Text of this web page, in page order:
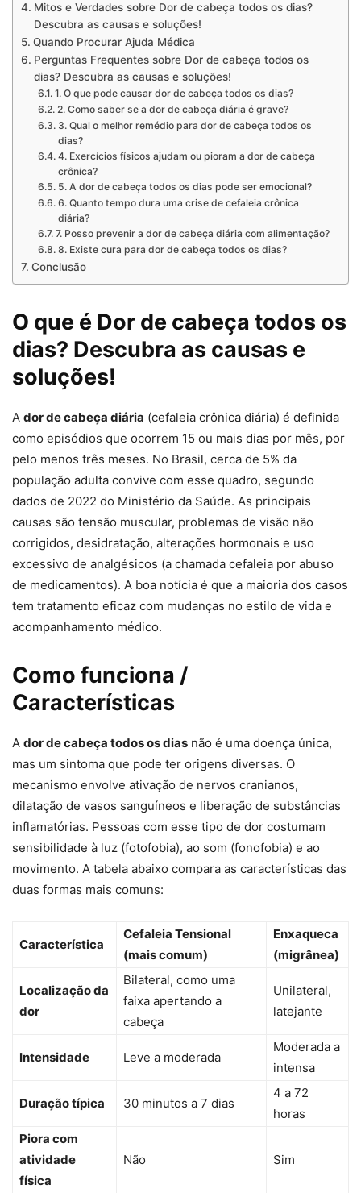
Mitos e Verdades sobre Dor de cabeça todos os dias?
Descubra as causas e soluções!
Quando Procurar Ajuda Médica
Perguntas Frequentes sobre Dor de cabeça todos os
dias? Descubra as causas e soluções!
1. O que pode causar dor de cabeça todos os dias?
2. Como saber se a dor de cabeça diária é grave?
3. Qual o melhor remédio para dor de cabeça todos os
dias?
4. Exercícios físicos ajudam ou pioram a dor de cabeça
crônica?
5. A dor de cabeça todos os dias pode ser emocional?
6. Quanto tempo dura uma crise de cefaleia crônica
diária?
7. Posso prevenir a dor de cabeça diária com alimentação?
8. Existe cura para dor de cabeça todos os dias?
Conclusão
O que é Dor de cabeça todos os
dias? Descubra as causas e
soluções!
A dor de cabeça diária (cefaleia crônica diária) é definida
como episódios que ocorrem 15 ou mais dias por mês, por
pelo menos três meses. No Brasil, cerca de 5% da
população adulta convive com esse quadro, segundo
dados de 2022 do Ministério da Saúde. As principais
causas são tensão muscular, problemas de visão não
corrigidos, desidratação, alterações hormonais e uso
excessivo de analgésicos (a chamada cefaleia por abuso
de medicamentos). A boa notícia é que a maioria dos casos
tem tratamento eficaz com mudanças no estilo de vida e
acompanhamento médico.
Como funciona /
Características
A dor de cabeça todos os dias não é uma doença única,
mas um sintoma que pode ter origens diversas. O
mecanismo envolve ativação de nervos cranianos,
dilatação de vasos sanguíneos e liberação de substâncias
inflamatórias. Pessoas com esse tipo de dor costumam
sensibilidade à luz (fotofobia), ao som (fonofobia) e ao
movimento. A tabela abaixo compara as características das
duas formas mais comuns:
Característica
Cefaleia Tensional
(mais comum)
Enxaqueca
(migrânea)
Localização da
dor
Bilateral, como uma
faixa apertando a
cabeça
Unilateral,
latejante
Intensidade Leve a moderada
Moderada a
intensa
Duração típica 30 minutos a 7 dias
4 a 72
horas
Piora com
atividade
física
Não Sim